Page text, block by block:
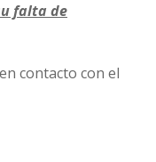
falta de
contacto con el